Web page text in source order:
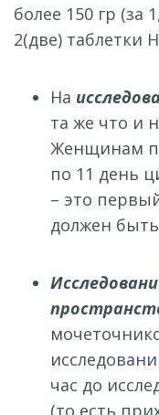
более 150 гр (за
2(две)
На
та же что и
Женщинам
по 11 день
– это
должен
час до
(то есть